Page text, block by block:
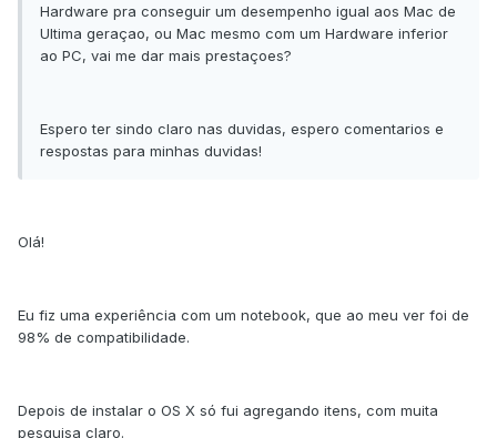
Hardware pra conseguir um desempenho igual aos Mac de
Ultima geraçao, ou Mac mesmo com um Hardware inferior
ao PC, vai me dar mais prestaçoes?
Espero ter sindo claro nas duvidas, espero comentarios e
respostas para minhas duvidas!
Olá!
Eu fiz uma experiência com um notebook, que ao meu ver foi de
98% de compatibilidade.
Depois de instalar o OS X só fui agregando itens, com muita
pesquisa claro.